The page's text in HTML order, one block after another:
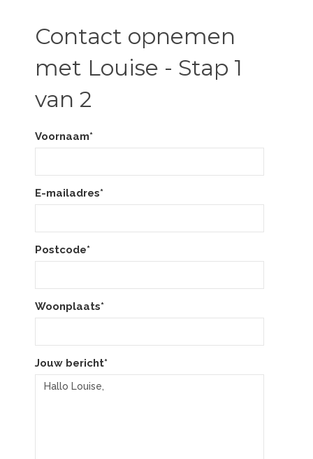
Contact opnemen
met Louise - Stap 1
van 2
Voornaam*
E-mailadres*
Postcode*
Woonplaats*
Jouw bericht*